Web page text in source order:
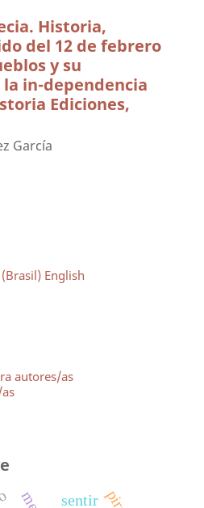
Historia,
del 12 de febrero
y su
in-dependencia
Ediciones,
García
English
autores/as
sentir